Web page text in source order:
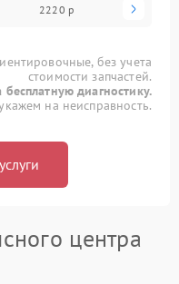
2220 р
без учета
стоимости запчастей.
диагностику.
на неисправность.
центра